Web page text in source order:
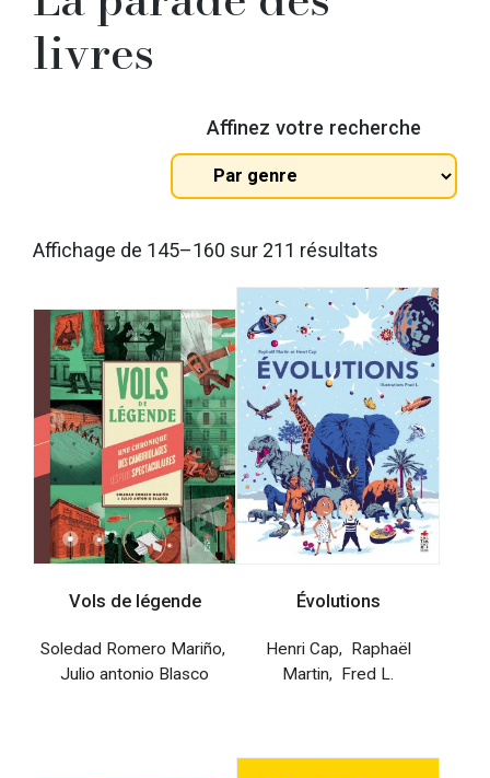
livres
Affinez votre recherche
Tous
les
Affichage de 145–160 sur 211 résultats
plus
récent
au
plus
ancien
Vols de légende
Soledad Romero Mariño,
Julio antonio Blasco
Évolutions
Henri Cap,
Raphaël
Martin, Fred L.